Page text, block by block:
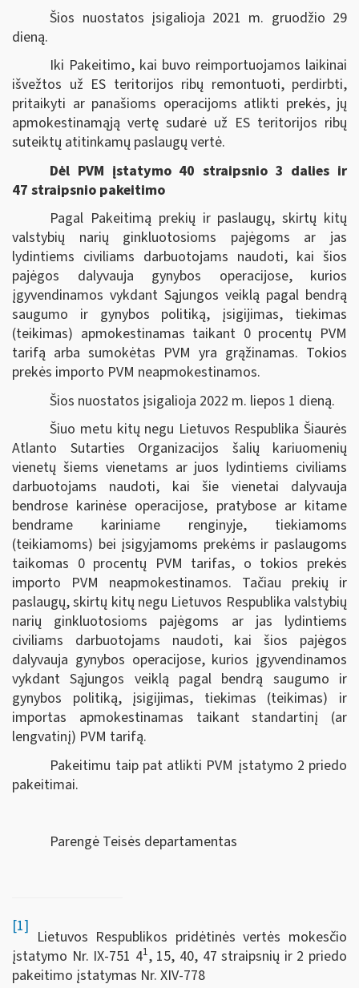
Šios nuostatos įsigalioja 2021 m. gruodžio 29
dieną.
Iki Pakeitimo, kai buvo reimportuojamos laikinai
išvežtos už ES teritorijos ribų remontuoti, perdirbti,
pritaikyti ar panašioms operacijoms atlikti prekės, jų
apmokestinamąją vertę sudarė už ES teritorijos ribų
suteiktų atitinkamų paslaugų vertė.
Dėl PVM įstatymo 40 straipsnio 3 dalies ir
47 straipsnio pakeitimo
Pagal Pakeitimą prekių ir paslaugų, skirtų kitų
valstybių narių ginkluotosioms pajėgoms ar jas
lydintiems civiliams darbuotojams naudoti, kai šios
pajėgos dalyvauja gynybos operacijose, kurios
įgyvendinamos vykdant Sąjungos veiklą pagal bendrą
saugumo ir gynybos politiką, įsigijimas, tiekimas
(teikimas) apmokestinamas taikant 0 procentų PVM
tarifą arba sumokėtas PVM yra grąžinamas. Tokios
prekės importo PVM neapmokestinamos.
Šios nuostatos įsigalioja 2022 m. liepos 1 dieną.
Šiuo metu kitų negu Lietuvos Respublika Šiaurės
Atlanto Sutarties Organizacijos šalių kariuomenių
vienetų šiems vienetams ar juos lydintiems civiliams
darbuotojams naudoti, kai šie vienetai dalyvauja
bendrose karinėse operacijose, pratybose ar kitame
bendrame kariniame renginyje, tiekiamoms
(teikiamoms) bei įsigyjamoms prekėms ir paslaugoms
taikomas 0 procentų PVM tarifas, o tokios prekės
importo PVM neapmokestinamos. Tačiau prekių ir
paslaugų, skirtų kitų negu Lietuvos Respublika valstybių
narių ginkluotosioms pajėgoms ar jas lydintiems
civiliams darbuotojams naudoti, kai šios pajėgos
dalyvauja gynybos operacijose, kurios įgyvendinamos
vykdant Sąjungos veiklą pagal bendrą saugumo ir
gynybos politiką, įsigijimas, tiekimas (teikimas) ir
importas
apmokestinamas taikant standartinį (ar
lengvatinį) PVM tarifą.
Pakeitimu taip pat atlikti PVM įstatymo 2 priedo
pakeitimai.
Parengė Teisės departamentas
[1]
Lietuvos Respublikos pridėtinės vertės mokesčio
įstatymo Nr. IX-751 41, 15, 40, 47 straipsnių ir 2 priedo
pakeitimo įstatymas Nr. XIV-778